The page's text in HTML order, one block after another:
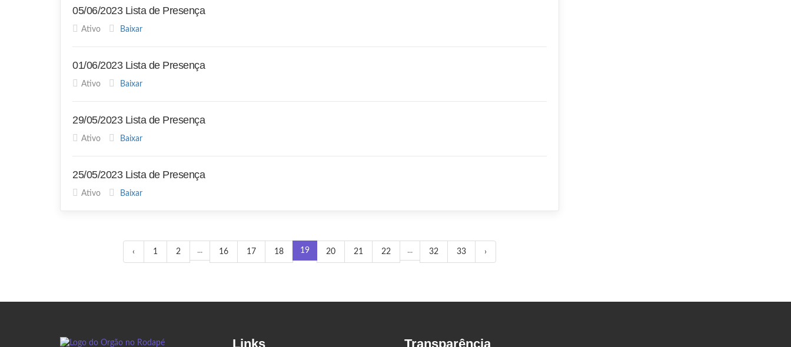
05/06/2023 Lista de Presença
Ativo Baixar
01/06/2023 Lista de Presença
Ativo Baixar
29/05/2023 Lista de Presença
Ativo Baixar
25/05/2023 Lista de Presença
Ativo Baixar
‹ 1 2 ... 16 17 18 19 20 21 22 ... 32 33 ›
Links Transparência